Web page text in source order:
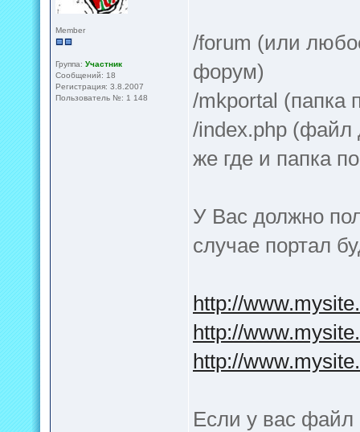
Member
Группа: Участник
Сообщений: 18
Регистрация: 3.8.2007
Пользователь №: 1 148
/forum (или
форум)
/mkportal (папка
/index.php (файл
же где и папка
У Вас должно
случае портал
http://
http://
http://
Если у вас файл